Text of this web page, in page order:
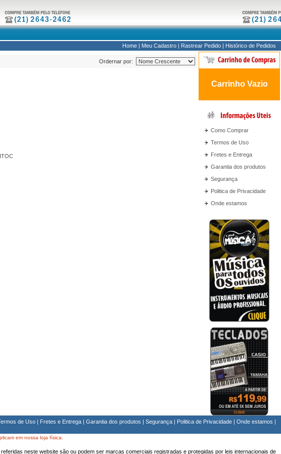
Home | Meu Cadastro | Rastrear Pedido | Histórico de Pedidos
Ordernar por:
Carrinho Vazio
Como Comprar
Termos de Uso
Fretes e Entrega
Garantia dos produtos
Segurança
Politica de Privacidade
Onde estamos
de Uso | Fretes e Entrega | Garantia dos produtos | Segurança | Politica de Privacidade | Onde estamos |
em nossa loja física.
neste website são ou podem ser marcas comerciais registradas e protegidas por leis internacionais de